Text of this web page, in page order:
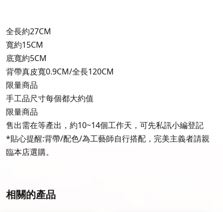
全長約27CM
寬約15CM
底寬約5CM
背帶真皮寬0.9CM/全長120CM
限量商品
手工品尺寸每個都大約值
限量商品
售出需在等產出，約10~14個工作天，可先私訊小編登記
*貼心提醒:背帶/配色/為工藝師自行搭配，完美主義者請親
臨本店選購。
相關的產品